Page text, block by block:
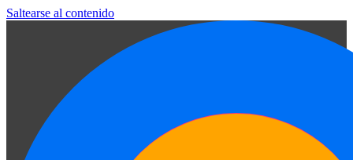
Saltearse al contenido